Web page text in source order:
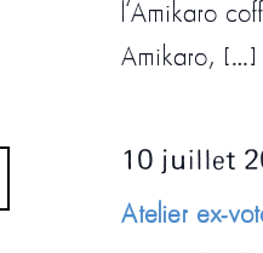
l’Amikaro
Amikaro, […]
10 juillet
Atelier ex-